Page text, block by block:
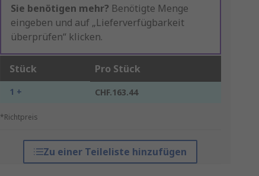
Sie benötigen mehr? Benötigte Menge
eingeben und auf „Lieferverfügbarkeit
überprüfen“ klicken.
Stück Pro Stück
1 + CHF.163.44
*Richtpreis
Zu einer Teileliste hinzufügen